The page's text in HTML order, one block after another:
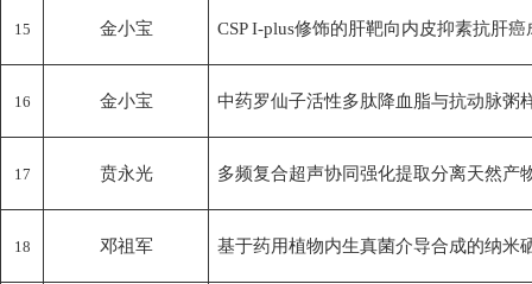
15 金小宝 CSP I-plus修饰的肝靶向内皮抑素抗肝
16 金小宝 中药罗仙子活性多肽降血脂与抗动脉粥
17 贲永光 多频复合超声协同强化提取分离天然产
18 邓祖军 基于药用植物内生真菌介导合成的纳米